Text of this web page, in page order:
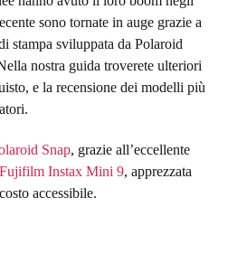
sono tornate in auge grazie a
stampa sviluppata da Polaroid
nostra guida troverete ulteriori
e la recensione dei modelli più
Snap, grazie all’eccellente
Fujifilm Instax Mini 9, apprezzata
accessibile.